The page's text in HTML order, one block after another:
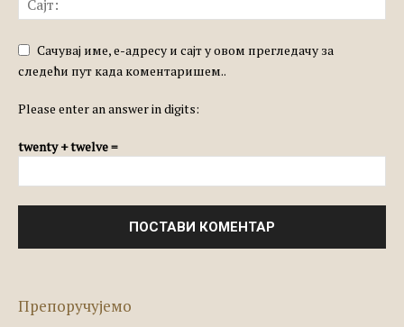
Сачувај име, е-адресу и сајт у овом прегледачу за
следећи пут када коментаришем..
Please enter an answer in digits:
twenty + twelve =
Препоручујемо